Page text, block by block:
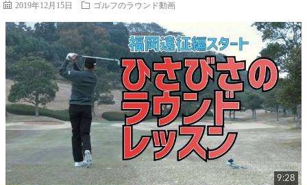
2019年12月15日 ゴルフのラウンド動画
9:28